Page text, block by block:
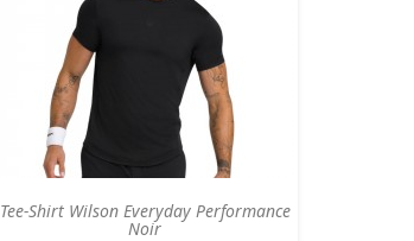
Tee-Shirt Wilson Everyday Performance
Noir